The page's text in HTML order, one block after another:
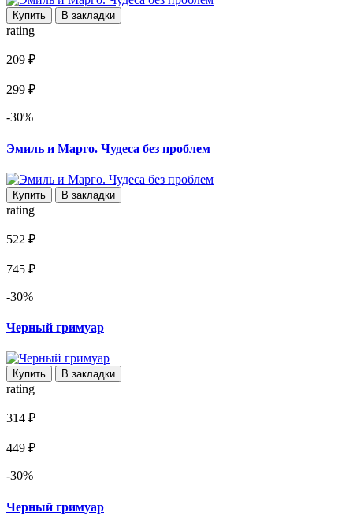
Купить В закладки
rating
209 ₽
299 ₽
-30%
Эмиль и Марго. Чудеса без проблем
Купить В закладки
rating
522 ₽
745 ₽
-30%
Черный гримуар
Купить В закладки
rating
314 ₽
449 ₽
-30%
Черный гримуар